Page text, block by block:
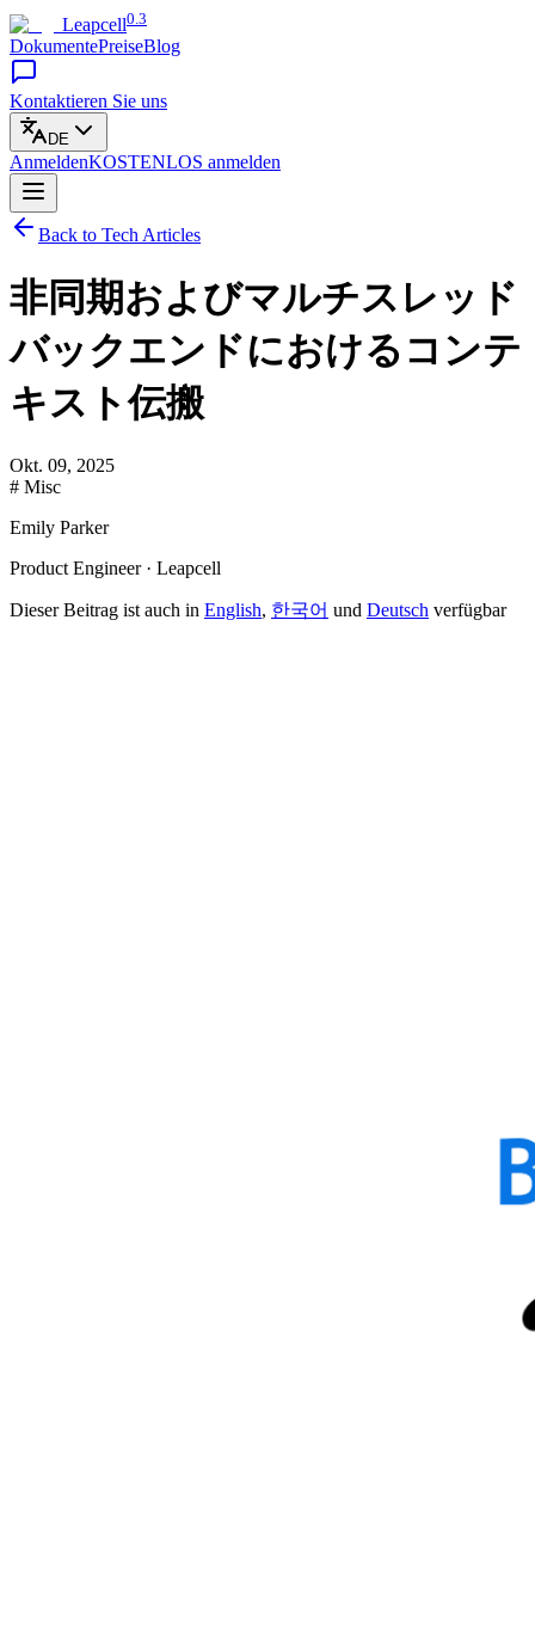
Leapcell0.3
DokumentePreiseBlog
Kontaktieren Sie uns
DE
AnmeldenKOSTENLOS anmelden
Back to Tech Articles
非同期およびマルチスレッド
バックエンドにおけるコンテ
キスト伝搬
Okt. 09, 2025
# Misc
Emily Parker
Product Engineer · Leapcell
Dieser Beitrag ist auch in English, 한국어 und Deutsch verfügbar